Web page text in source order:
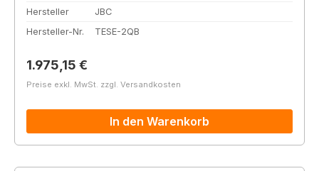
Hersteller
JBC
Hersteller-Nr.
TESE-2QB
Regulärer Preis:
1.975,15 €
Preise exkl. MwSt. zzgl. Versandkosten
In den Warenkorb